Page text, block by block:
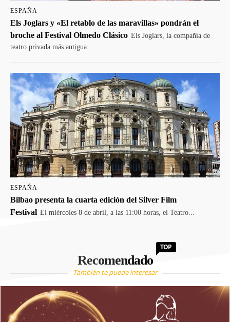
ESPAÑA
Els Joglars y «El retablo de las maravillas» pondrán el
broche al Festival Olmedo Clásico Els Joglars, la compañía de
teatro privada más antigua...
ESPAÑA
Bilbao presenta la cuarta edición del Silver Film
Festival El miércoles 8 de abril, a las 11:00 horas, el Teatro...
Recomendado
TOP
También te puede interesar